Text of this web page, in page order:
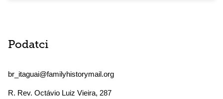
Podatci
br_itaguai@familyhistorymail.org
R. Rev. Octávio Luiz Vieira, 287